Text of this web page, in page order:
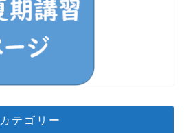
カテゴリー